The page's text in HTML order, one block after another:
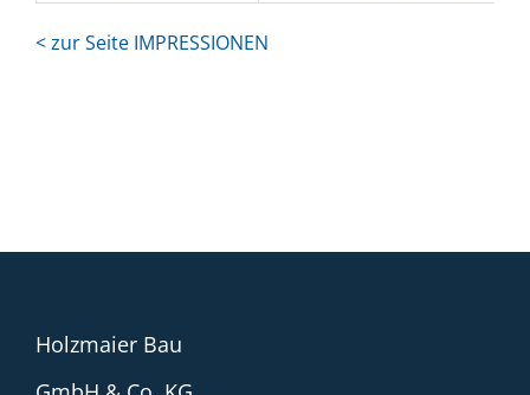
< zur Seite IMPRESSIONEN
Holzmaier Bau